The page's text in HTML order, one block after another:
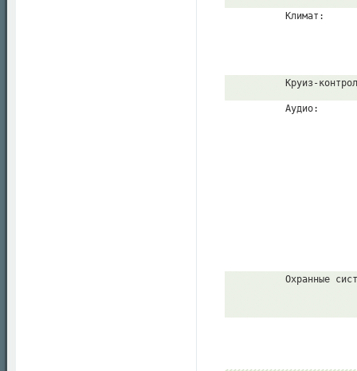
          Климат:
Круиз-
          Аудио:
Охранные